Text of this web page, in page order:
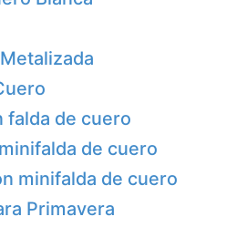
falda de cuero
de cuero
minifalda de cuero
Primavera